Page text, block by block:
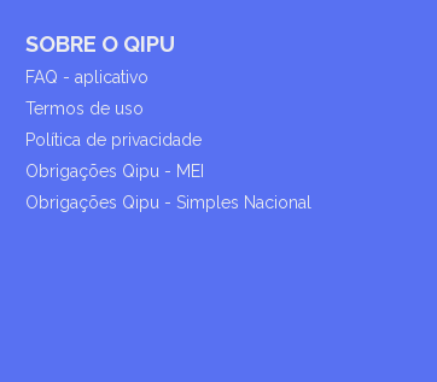
SOBRE O QIPU
FAQ - aplicativo
Termos de uso
Política de privacidade
Obrigações Qipu - MEI
Obrigações Qipu - Simples Nacional